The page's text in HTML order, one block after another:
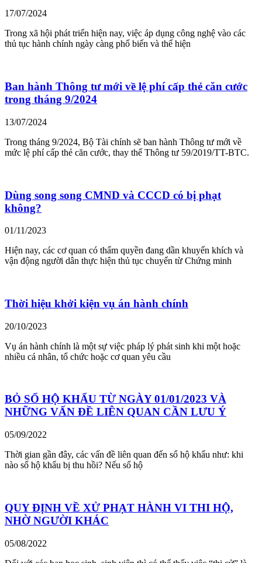
17/07/2024
Trong xã hội phát triển hiện nay, việc áp dụng công nghệ vào các
thủ tục hành chính ngày càng phổ biến và thể hiện
Ban hành Thông tư mới về lệ phí cấp thẻ căn cước
trong tháng 9/2024
13/07/2024
Trong tháng 9/2024, Bộ Tài chính sẽ ban hành Thông tư mới về
mức lệ phí cấp thẻ căn cước, thay thế Thông tư 59/2019/TT-BTC.
Dùng song song CMND và CCCD có bị phạt
không?
01/11/2023
Hiện nay, các cơ quan có thẩm quyền đang dần khuyến khích và
vận động người dân thực hiện thủ tục chuyển từ Chứng minh
Thời hiệu khởi kiện vụ án hành chính
20/10/2023
Vụ án hành chính là một sự việc pháp lý phát sinh khi một hoặc
nhiều cá nhân, tổ chức hoặc cơ quan yêu cầu
BỎ SỔ HỘ KHẨU TỪ NGÀY 01/01/2023 VÀ
NHỮNG VẤN ĐỀ LIÊN QUAN CẦN LƯU Ý
05/09/2022
Thời gian gần đây, các vấn đề liên quan đến sổ hộ khẩu như: khi
nào sổ hộ khẩu bị thu hồi? Nếu sổ hộ
QUY ĐỊNH VỀ XỬ PHẠT HÀNH VI THI HỘ,
NHỜ NGƯỜI KHÁC
05/08/2022